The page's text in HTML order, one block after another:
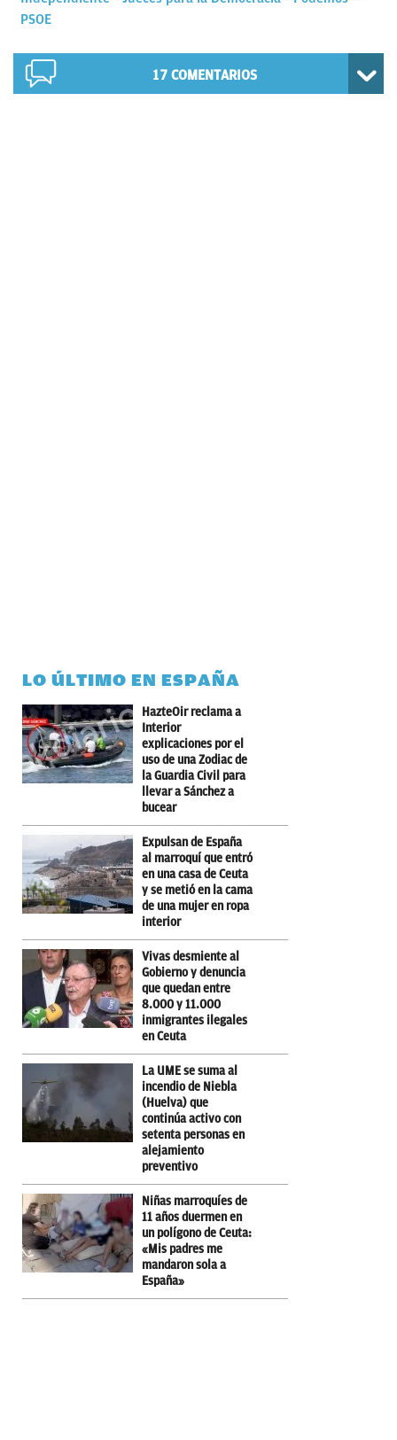
PSOE
17 COMENTARIOS
LO ÚLTIMO EN ESPAÑA
HazteOir reclama a
Interior
explicaciones por el
uso de una Zodiac de
la Guardia Civil para
llevar a Sánchez a
bucear
Expulsan de España
al marroquí que entró
en una casa de Ceuta
y se metió en la cama
de una mujer en ropa
interior
Vivas desmiente al
Gobierno y denuncia
que quedan entre
8.000 y 11.000
inmigrantes ilegales
en Ceuta
La UME se suma al
incendio de Niebla
(Huelva) que
continúa activo con
setenta personas en
alejamiento
preventivo
Niñas marroquíes de
11 años duermen en
un polígono de Ceuta:
«Mis padres me
mandaron sola a
España»